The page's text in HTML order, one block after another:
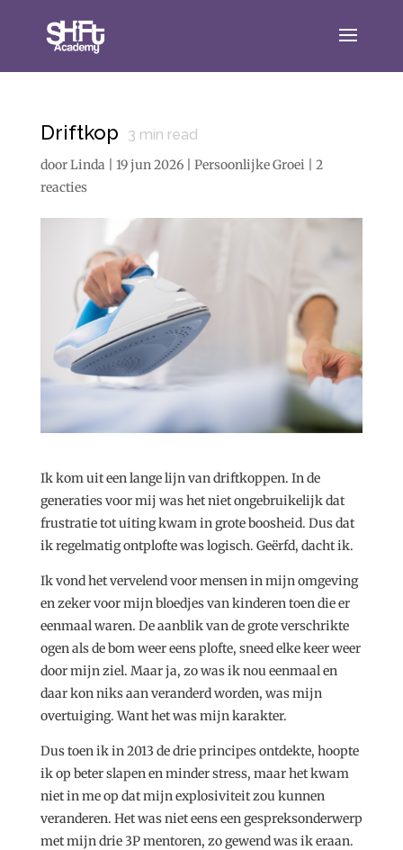
Driftkop 3 min read
doorLinda 19 jun 2026| Persoonlijke Groei
2
reacties
Ik kom uit een lange lijn van driftkoppen. In de
generaties voor mij was het niet ongebruikelijk dat
frustratie tot uiting kwam in grote boosheid. Dus dat
ik regelmatig ontplofte was logisch. Geërfd, dacht ik.
Ik vond het vervelend voor mensen in mijn omgeving
en zeker voor mijn bloedjes van kinderen toen die er
eenmaal waren. De aanblik van de grote verschrikte
ogen als de bom weer eens plofte, sneed elke keer weer
door mijn ziel. Maar ja, zo was ik nou eenmaal en
daar kon niks aan veranderd worden, was mijn
overtuiging. Want het was mijn karakter.
Dus toen ik in 2013 de drie principes ontdekte, hoopte
ik op beter slapen en minder stress, maar het kwam
niet in me op dat mijn explosiviteit zou kunnen
veranderen. Het was niet eens een gespreksonderwerp
met mijn drie 3P mentoren, zo gewend was ik eraan.